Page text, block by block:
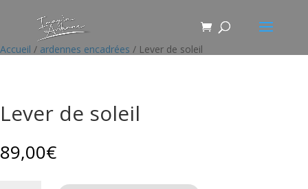
Accueil / ardennes encadrées / Lever de soleil
Lever de soleil
89,00€